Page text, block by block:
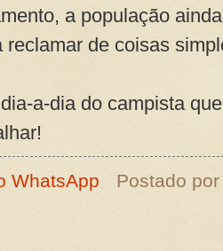
a população
reclamar de coisas
a-dia do campista
WhatsApp Postado